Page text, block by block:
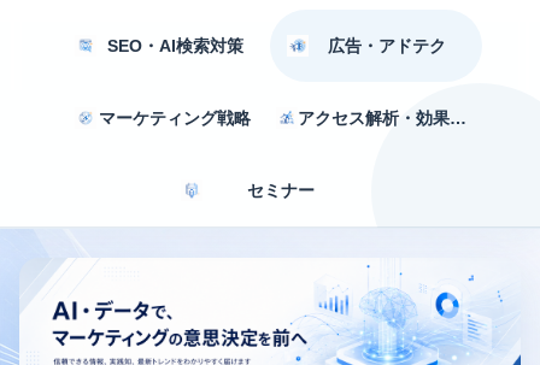
SEO・AI検索対策 広告・アドテク
マーケティング戦略 アクセス解析・効果測定
セミナー